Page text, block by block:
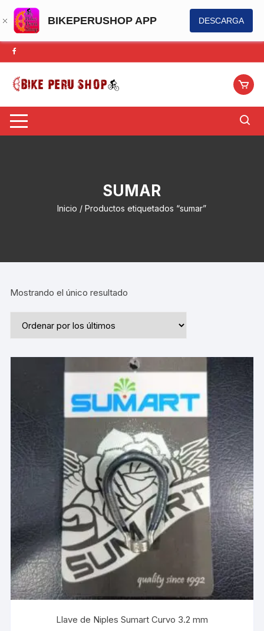
BIKEPERUSHOP APP DESCARGA
Saltar
al
contenido
SUMAR
Inicio / Productos etiquetados “sumar”
Mostrando el único resultado
Llave de Niples Sumart Curvo 3.2 mm